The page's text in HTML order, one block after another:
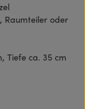
Raumteiler oder
Tiefe ca. 35 cm